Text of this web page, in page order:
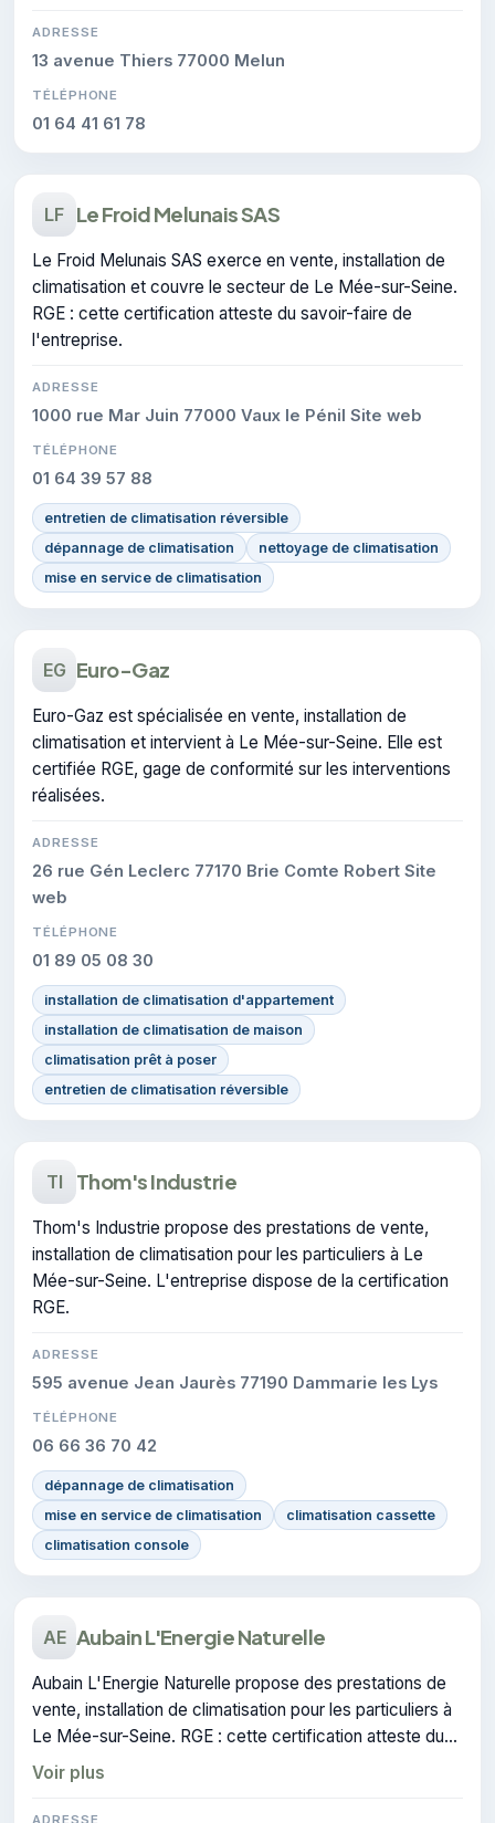
ADRESSE
13 avenue Thiers 77000 Melun
TÉLÉPHONE
01 64 41 61 78
LF Le Froid Melunais SAS
Le Froid Melunais SAS exerce en vente, installation de
climatisation et couvre le secteur de Le Mée-sur-Seine.
RGE : cette certification atteste du savoir-faire de
l'entreprise.
ADRESSE
1000 rue Mar Juin 77000 Vaux le Pénil Site web
TÉLÉPHONE
01 64 39 57 88
entretien de climatisation réversible
dépannage de climatisation
nettoyage de climatisation
mise en service de climatisation
EG Euro-Gaz
Euro-Gaz est spécialisée en vente, installation de
climatisation et intervient à Le Mée-sur-Seine. Elle est
certifiée RGE, gage de conformité sur les interventions
réalisées.
ADRESSE
26 rue Gén Leclerc 77170 Brie Comte Robert Site
web
TÉLÉPHONE
01 89 05 08 30
installation de climatisation d'appartement
installation de climatisation de maison
climatisation prêt à poser
entretien de climatisation réversible
TI Thom's Industrie
Thom's Industrie propose des prestations de vente,
installation de climatisation pour les particuliers à Le
Mée-sur-Seine. L'entreprise dispose de la certification
RGE.
ADRESSE
595 avenue Jean Jaurès 77190 Dammarie les Lys
TÉLÉPHONE
06 66 36 70 42
dépannage de climatisation
mise en service de climatisation
climatisation cassette
climatisation console
AE Aubain L'Energie Naturelle
Aubain L'Energie Naturelle propose des prestations de
vente, installation de climatisation pour les particuliers à
Le Mée-sur-Seine. RGE : cette certification atteste du
savoir-faire de l'entreprise.
Voir plus
ADRESSE